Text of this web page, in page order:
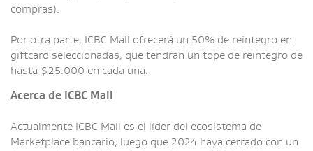
compras).
Por otra parte, ICBC Mall ofrecerá un 50% de reintegro en
giftcard seleccionadas, que tendrán un tope de reintegro de
hasta $25.000 en cada una.
Acerca de ICBC Mall
Actualmente ICBC Mall es el líder del ecosistema de
Marketplace bancario, luego que 2024 haya cerrado con un